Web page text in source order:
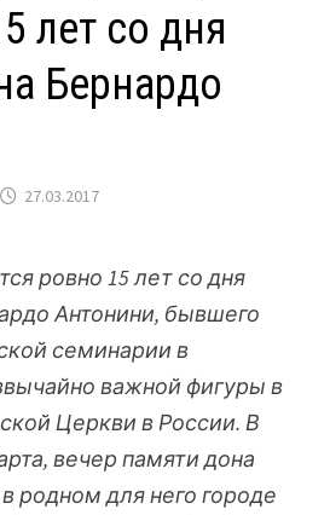
лет со дня
Бернардо
27.03.2017
ровно 15 лет со дня
Антонини, бывшего
семинарии в
важной фигуры в
Церкви в России. В
вечер памяти дона
родном для него городе